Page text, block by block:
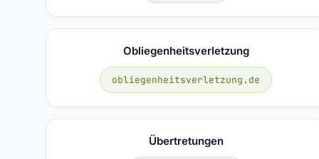
Obliegenheitsverletzung
obliegenheitsverletzung.de
Übertretungen